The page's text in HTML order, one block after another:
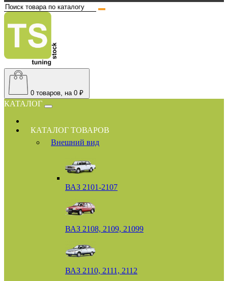
0 товаров, на 0 ₽
КАТАЛОГ
КАТАЛОГ ТОВАРОВ
Внешний вид
ВАЗ 2101-2107
ВАЗ 2108, 2109, 21099
ВАЗ 2110, 2111, 2112